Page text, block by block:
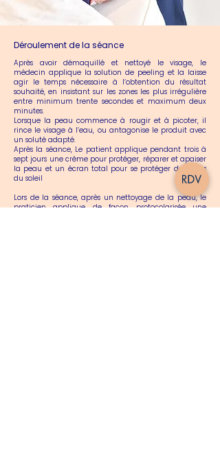
Déroulement de la séance
Après avoir démaquillé et nettoyé le visage, le
médecin applique la solution de peeling et la laisse
agir le temps nécessaire à l’obtention du résultat
souhaité, en insistant sur les zones les plus irrégulière
entre minimum trente secondes et maximum deux
minutes.
Lorsque la peau commence à rougir et à picoter, il
rince le visage à l’eau, ou antagonise le produit avec
un soluté adapté.
Après la séance, Le patient applique pendant trois à
sept jours une crème pour protéger, réparer et apaiser
la peau et un écran total pour se protéger des effets
du soleil
Lors de la séance, après un nettoyage de la peau, le
praticien applique de façon protocolarisée une